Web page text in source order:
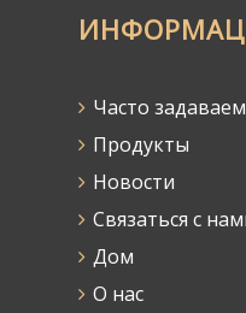
Часто
Продукты
Новости
Связаться с
Дом
О нас